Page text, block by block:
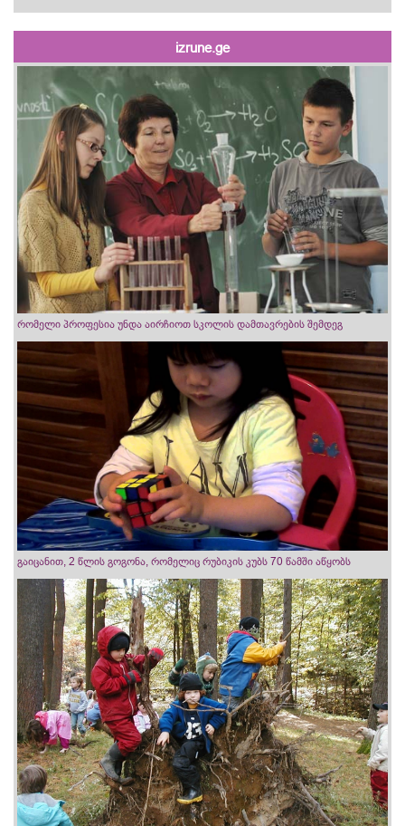
izrune.ge
რომელი პროფესია უნდა აირჩიოთ სკოლის დამთავრების შემდეგ
გაიცანით, 2 წლის გოგონა, რომელიც რუბიკის კუბს 70 წამში აწყობს